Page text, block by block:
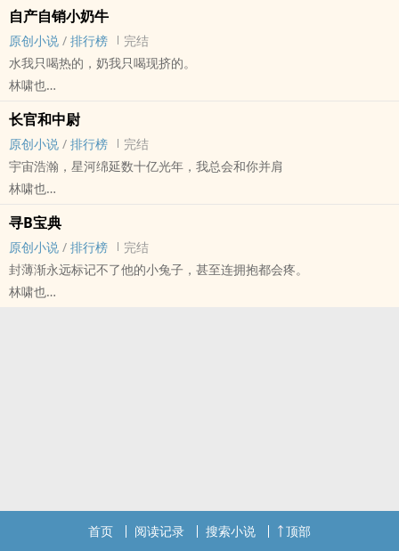
自产自销小奶牛
原创小说 / 排行榜
完结
水我只喝热的，奶我只喝现挤的。
林啸也
长官和中尉
原创小说 / 排行榜
完结
宇宙浩瀚，星河绵延数十亿光年，我总会和你并肩
林啸也
原创小说 - 现代 - BL - 短篇
完结 - ABO - 强强 - 荤素均衡
暴力‌人‍‌‎妻‌‍omega和严厉长官alpha｜生子
寻B宝典
原创小说 / 排行榜
完结
封薄渐永远标记不了他的小兔子，甚至连拥抱都会疼。
林啸也
首页 阅读记录 搜索小说 顶部